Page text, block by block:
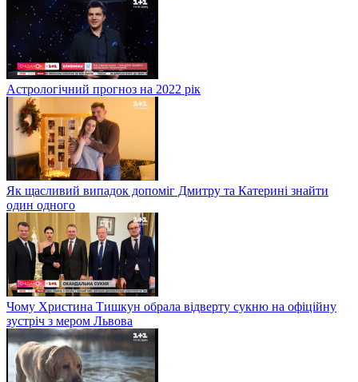
Астрологічний прогноз на 2022 рік
Як щасливий випадок допоміг Дмитру та Катерині знайти
один одного
Чому Христина Тишкун обрала відверту сукню на офіційну
зустріч з мером Львова